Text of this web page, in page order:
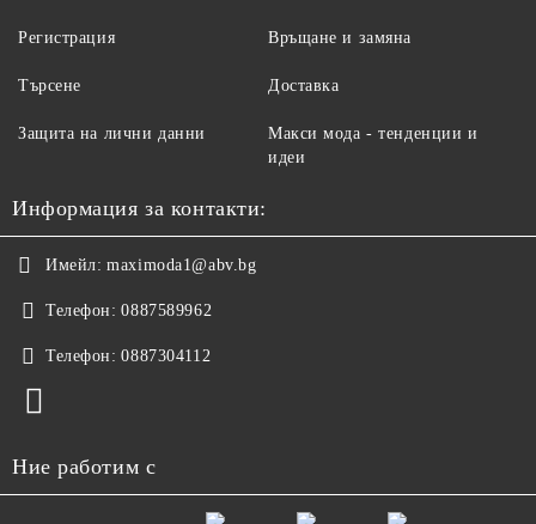
Регистрация
Търсене
Защита на лични данни
Връщане и замяна
Доставка
Макси мода - тенденции и
идеи
Информация за контакти:
Имейл: maximoda1@abv.bg
Телефон: 0887589962
Телефон: 0887304112
Ние работим с